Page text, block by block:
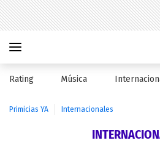
Rating Música
Primicias YA Internacionales